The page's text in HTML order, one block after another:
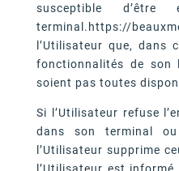
susceptible d’être
terminal.https://
l’Utilisateur que, dans
fonctionnalités de son
soient pas toutes
Si l’Utilisateur refuse
dans son terminal
l’Utilisateur supprime